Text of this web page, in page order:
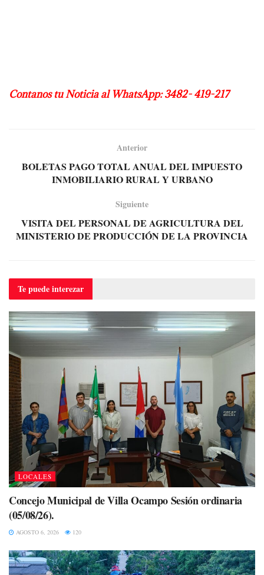
Contanos tu Noticia al WhatsApp: 3482- 419-217
Anterior
BOLETAS PAGO TOTAL ANUAL DEL IMPUESTO
INMOBILIARIO RURAL Y URBANO
Siguiente
VISITA DEL PERSONAL DE AGRICULTURA DEL
MINISTERIO DE PRODUCCIÓN DE LA PROVINCIA
Te puedeinterezar
LOCALES
Concejo Municipal de Villa Ocampo Sesión ordinaria
(05/08/26).
AGOSTO 6, 2026 120